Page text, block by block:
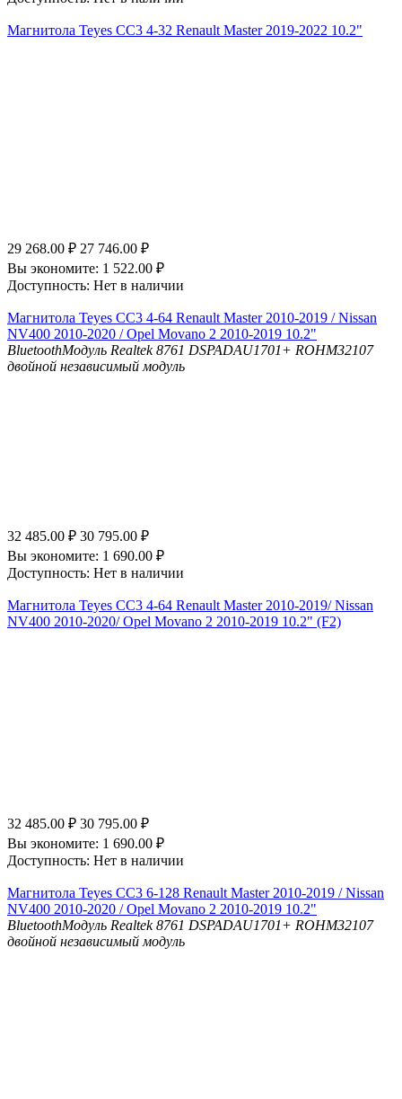
Магнитола Teyes CC3 4-32 Renault Master 2019-2022 10.2"
29 268.00 ₽ 27 746.00 ₽
Вы экономите: 1 522.00 ₽
Доступность: Нет в наличии
Магнитола Teyes CC3 4-64 Renault Master 2010-2019 / Nissan
NV400 2010-2020 / Opel Movano 2 2010-2019 10.2"
BluetoothМодуль Realtek 8761 DSPADAU1701+ ROHM32107
двойной независимый модуль
32 485.00 ₽ 30 795.00 ₽
Вы экономите: 1 690.00 ₽
Доступность: Нет в наличии
Магнитола Teyes CC3 4-64 Renault Master 2010-2019/ Nissan
NV400 2010-2020/ Opel Movano 2 2010-2019 10.2" (F2)
32 485.00 ₽ 30 795.00 ₽
Вы экономите: 1 690.00 ₽
Доступность: Нет в наличии
Магнитола Teyes CC3 6-128 Renault Master 2010-2019 / Nissan
NV400 2010-2020 / Opel Movano 2 2010-2019 10.2"
BluetoothМодуль Realtek 8761 DSPADAU1701+ ROHM32107
двойной независимый модуль